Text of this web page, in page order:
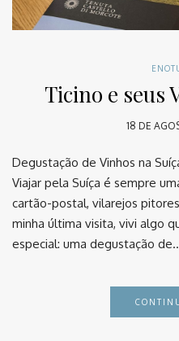
Ticino e seus
18 DE
Degustação de Vinhos na
Viajar pela Suíça é sempre
cartão-postal, vilarejos
minha última visita, vivi algo
especial: uma degustação